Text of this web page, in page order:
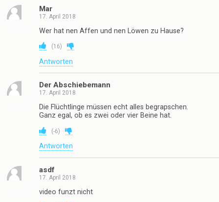
Mar
17. April 2018
Wer hat nen Affen und nen Löwen zu Hause?
(16)
Antworten
Der Abschiebemann
17. April 2018
Die Flüchtlinge müssen echt alles begrapschen.
Ganz egal, ob es zwei oder vier Beine hat.
(-6)
Antworten
asdf
17. April 2018
video funzt nicht